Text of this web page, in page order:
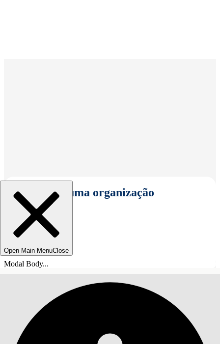
Selecionar uma organização
Open Main MenuClose
Modal Body...